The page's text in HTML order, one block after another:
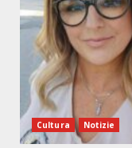
Cultura Notizie